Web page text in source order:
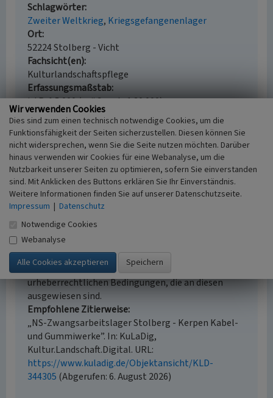
Schlagwörter
Zweiter Weltkrieg Kriegsgefangenenlager
Ort
52224 Stolberg - Vicht
Fachsicht(en)
Kulturlandschaftspflege
Erfassungsmaßstab
i.d.R. 1:5.000 (größer als 1:20.000)
Erfassungsmethode
Literaturauswertung
Historischer Zeitraum
Beginn 1939, Ende 1945
Empfohlene Zitierweise
Urheberrechtlicher Hinweis
Der hier präsentierte Inhalt steht unter der freien
Lizenz CC BY 4.0 (Namensnennung). Die angezeigten
Medien unterliegen möglicherweise zusätzlichen
urheberrechtlichen Bedingungen, die an diesen
ausgewiesen sind.
Empfohlene Zitierweise
„NS-Zwangsarbeitslager Stolberg - Kerpen Kabel-
und Gummiwerke”. In: KuLaDig,
Kultur.Landschaft.Digital. URL:
https://www.kuladig.de/Objektansicht/KLD-
344305 (Abgerufen: 6. August 2026)
Wir verwenden Cookies
Dies sind zum einen technisch notwendige Cookies, um die
Funktionsfähigkeit der Seiten sicherzustellen. Diesen können Sie
nicht widersprechen, wenn Sie die Seite nutzen möchten. Darüber
hinaus verwenden wir Cookies für eine Webanalyse, um die
Nutzbarkeit unserer Seiten zu optimieren, sofern Sie einverstanden
sind. Mit Anklicken des Buttons erklären Sie Ihr Einverständnis.
Weitere Informationen finden Sie auf unserer Datenschutzseite.
Impressum | Datenschutz
Notwendige Cookies
Webanalyse